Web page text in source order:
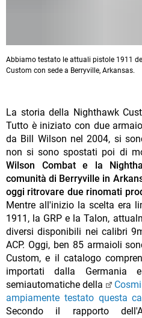
Abbiamo testato le attuali pistole 1911
Custom con sede a Berryville, Arkansas.
La storia della Nighthawk
Tutto è iniziato con due
da Bill Wilson nel 2004, si
non si sono spostati poi di
Wilson Combat e la
comunità di Berryville in
oggi ritrovare due rinomati
Mentre all'inizio la scelta era
1911, la GRP e la Talon,
diversi disponibili nei calibri
ACP. Oggi, ben 85 armaioli
Custom, e il catalogo
importati dalla Germania
semiautomatiche della
Cosmi
ampiamente testato questa
Secondo il rapporto